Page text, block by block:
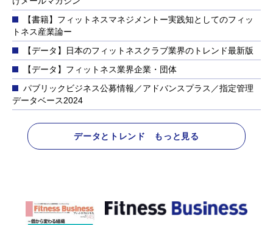
【書籍】フィットネスマネジメントー実践知としてのフィッ
トネス産業論ー
【データ】日本のフィットネスクラブ業界のトレンド最新版
【データ】フィットネス業界企業・団体
パブリックビジネス公募情報／アドバンスプラス／指定管理
データベース2024
データとトレンド もっと見る